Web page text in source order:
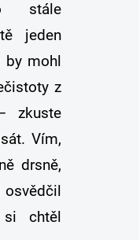
stále
jeden
mohl
z
zkuste
Vím,
drsně,
chtěl